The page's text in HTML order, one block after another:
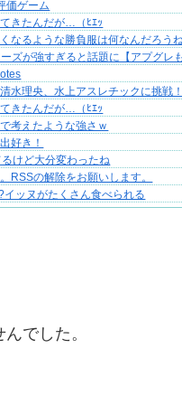
だ現実
価ゲーム
きたんだが…（ﾋｴｯ
なるような勝負服は何なんだろう
ズが強すぎると話題に【アプグレ
水理央、水上アスレチックに挑戦！
きたんだが…（ﾋｴｯ
考えたような強さｗ
好き！
けど大分変わったね
RSSの解除をお願いします。
イッヌがたくさん食べられる
でした。